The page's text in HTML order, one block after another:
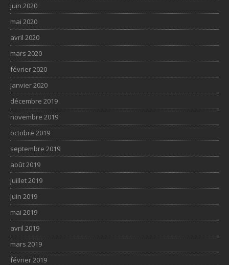
juin 2020
mai 2020
avril 2020
mars 2020
février 2020
janvier 2020
décembre 2019
novembre 2019
octobre 2019
septembre 2019
août 2019
juillet 2019
juin 2019
mai 2019
avril 2019
mars 2019
février 2019